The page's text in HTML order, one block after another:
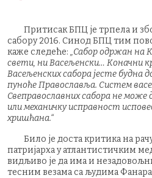
Притисак БПЦ је трпела и
сабору 2016. Синод БПЦ тим
каже следеће: „Сабор одржан на
свети, ни Васељенски… Коначни
Васељенских сабора јесте будна
пуноће Православља. Систем
Свеправославних сабора не
или механичку исправност
хришћана.“
Било је доста критика на
патријарха у атлантистичким
видљиво је да има и
тесним везама са људима